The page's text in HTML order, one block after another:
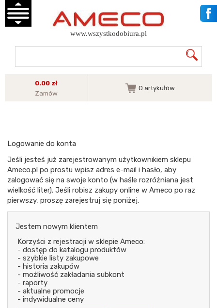
www.wszystkodobiura.pl
0.00 zł
Zamów
0 artykułów
Logowanie do konta
Jeśli jesteś już zarejestrowanym użytkownikiem sklepu
Ameco.pl po prostu wpisz adres e-mail i hasło, aby
zalogować się na swoje konto (w haśle rozróżniana jest
wielkość liter). Jeśli robisz zakupy online w Ameco po raz
pierwszy, proszę zarejestruj się poniżej.
Jestem nowym klientem
Korzyści z rejestracji w sklepie Ameco:
- dostęp do katalogu produktów
- szybkie listy zakupowe
- historia zakupów
- możliwość zakładania subkont
- raporty
- aktualne promocje
- indywidualne ceny